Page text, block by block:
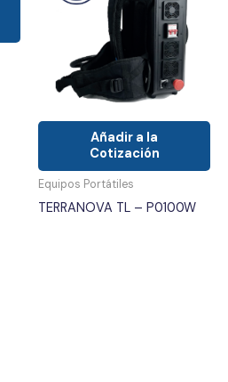
Añadir a la
Cotización
Equipos Portátiles
TERRANOVA TL – P0100W